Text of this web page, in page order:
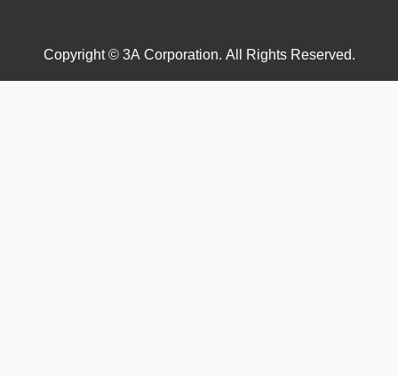
Copyright © 3A Corporation. All Rights Reserved.